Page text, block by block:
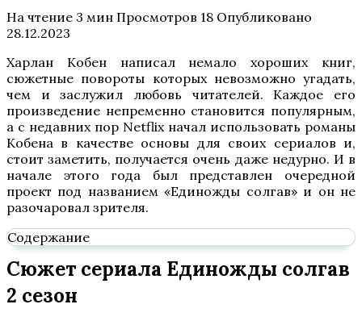
На чтение 3 мин Просмотров 18 Опубликовано
28.12.2023
Харлан Кобен написал немало хороших книг,
сюжетные повороты которых невозможно угадать,
чем и заслужил любовь читателей. Каждое его
произведение непременно становится популярным,
а с недавних пор Netflix начал использовать романы
Кобена в качестве основы для своих сериалов и,
стоит заметить, получается очень даже недурно. И в
начале этого года был представлен очередной
проект под названием «Единожды солгав» и он не
разочаровал зрителя.
Содержание
Сюжет сериала Единожды солгав
2 сезон